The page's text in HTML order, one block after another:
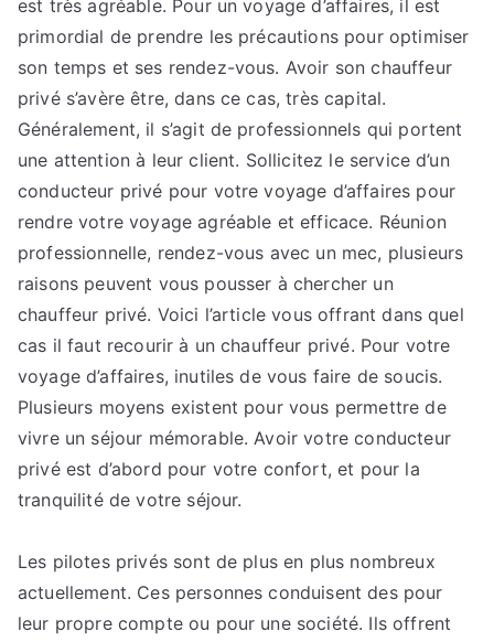
est très agréable. Pour un voyage d’affaires, il est
primordial de prendre les précautions pour optimiser
son temps et ses rendez-vous. Avoir son chauffeur
privé s’avère être, dans ce cas, très capital.
Généralement, il s’agit de professionnels qui portent
une attention à leur client. Sollicitez le service d’un
conducteur privé pour votre voyage d’affaires pour
rendre votre voyage agréable et efficace. Réunion
professionnelle, rendez-vous avec un mec, plusieurs
raisons peuvent vous pousser à chercher un
chauffeur privé. Voici l’article vous offrant dans quel
cas il faut recourir à un chauffeur privé. Pour votre
voyage d’affaires, inutiles de vous faire de soucis.
Plusieurs moyens existent pour vous permettre de
vivre un séjour mémorable. Avoir votre conducteur
privé est d’abord pour votre confort, et pour la
tranquilité de votre séjour.
Les pilotes privés sont de plus en plus nombreux
actuellement. Ces personnes conduisent des pour
leur propre compte ou pour une société. Ils offrent